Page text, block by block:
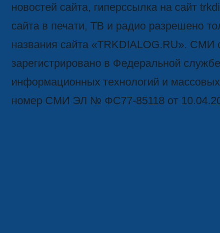
новостей сайта, гиперссылка на сайт
сайта в печати, ТВ и радио разрешено
названия сайта «TRKDIALOG.RU». СМИ
зарегистрировано в Федеральной
информационных технологий и
номер СМИ ЭЛ № ФС77-85118 от